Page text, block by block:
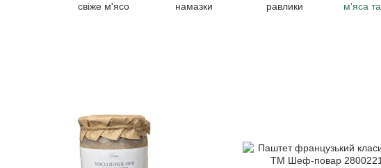
свіже м'ясо
намазки
равлики
м'яса та